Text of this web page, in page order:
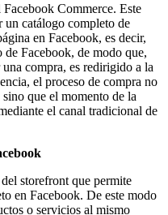
Facebook Commerce. Este
un catálogo completo de
en Facebook, es decir,
de Facebook, de modo que,
compra, es redirigido a la
el proceso de compra no
que el momento de la
el canal tradicional de
storefront que permite
en Facebook. De este modo
o servicios al mismo